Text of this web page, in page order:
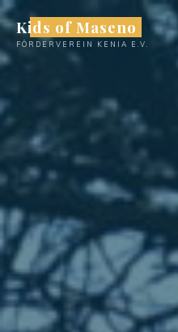
Zum
Inhalt
springen
Kids of Maseno
FÖRDERVEREIN KENIA E.V.